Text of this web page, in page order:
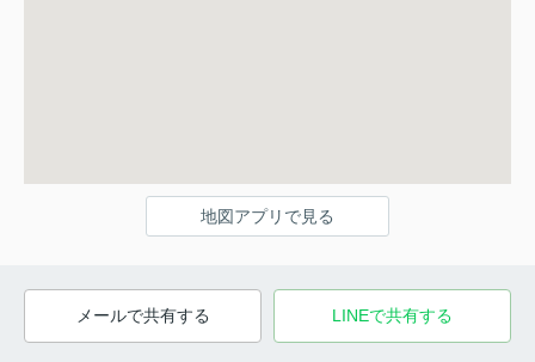
地図アプリで見る
メールで共有する LINEで共有する